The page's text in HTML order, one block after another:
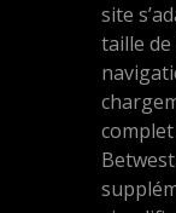
site
taille de
complet